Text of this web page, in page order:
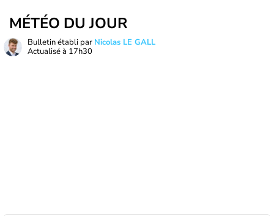
MÉTÉO DU JOUR
Bulletin établi par Nicolas LE GALL
Actualisé à 17h30